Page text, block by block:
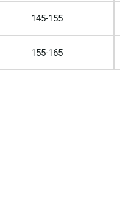
145-155
155-165